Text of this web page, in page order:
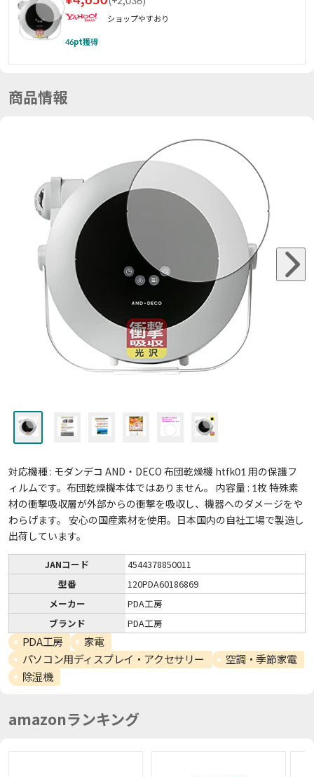
ショップやすおり
46pt獲得
商品情報
対応機種 : モダンデコ AND・DECO 布団乾燥機 htfk01 用の保護フ
ィルムです。布団乾燥機本体ではありません。 内容量 : 1枚 特殊素
材の衝撃吸収層が外部からの衝撃を吸収し、機器へのダメージをや
わらげます。 安心の国産素材を使用。日本国内の自社工場で製造し
出荷しています。
JANコード
4544378850011
型番
120PDA60186869
メーカー
PDA工房
ブランド
PDA工房
PDA工房
家電
パソコン用ディスプレイ・アクセサリー
空調・季節家電
除湿機
amazonランキング